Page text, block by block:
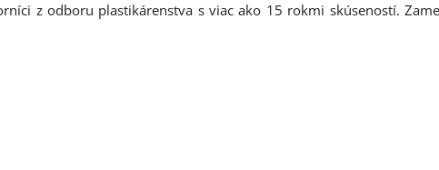
z odboru plastikárenstva s viac ako 15 rokmi skúseností.